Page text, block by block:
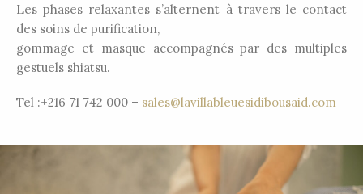
Les phases relaxantes s’alternent à travers le contact
des soins de purification,
gommage et masque accompagnés par des multiples
gestuels shiatsu.
Tel :+216 71 742 000 – sales@lavillableuesidibousaid.com